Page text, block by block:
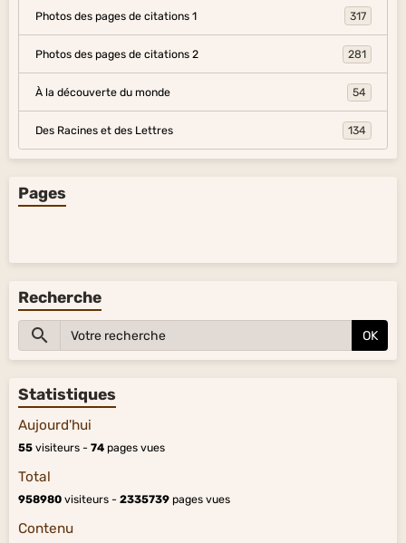
Photos des pages de citations 1 317
Photos des pages de citations 2 281
À la découverte du monde 54
Des Racines et des Lettres 134
Pages
Recherche
OK
Statistiques
Aujourd'hui
55 visiteurs - 74 pages vues
Total
958980 visiteurs - 2335739 pages vues
Contenu